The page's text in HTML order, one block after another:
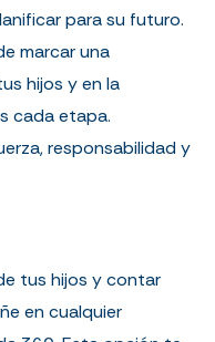
para su futuro.
marcar una
hijos y en la
cada etapa.
responsabilidad y
tus hijos y contar
en cualquier